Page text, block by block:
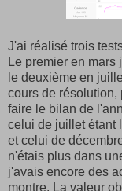
J'ai réalisé trois
Le premier en mars
le deuxième en
cours de résolution,
faire le bilan de
celui de juillet étant
et celui de
n'étais plus dans
j'avais encore des
montre. La valeur